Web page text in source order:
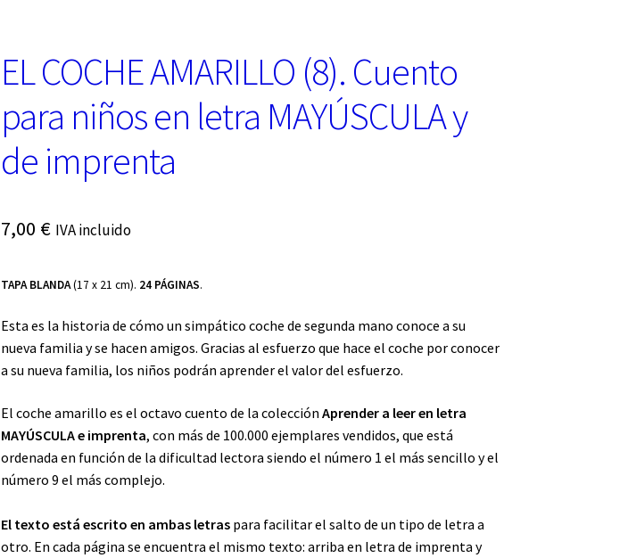
EL COCHE AMARILLO (8). Cuento
para niños en letra MAYÚSCULA y
de imprenta
7,00 € IVA incluido
TAPA BLANDA(17 x 21 cm). 24 PÁGINAS.
Esta es la historia de cómo un simpático coche de segunda mano conoce a su
nueva familia y se hacen amigos. Gracias al esfuerzo que hace el coche por conocer
a su nueva familia, los niños podrán aprender el valor del esfuerzo.
El coche amarillo es el octavo cuento de la colección Aprender a leer en letra
MAYÚSCULA e imprenta, con más de 100.000 ejemplares vendidos, que está
ordenada en función de la dificultad lectora siendo el número 1 el más sencillo y el
número 9 el más complejo.
El texto está escrito en ambas letraspara facilitar el salto de un tipo de letra a
otro. En cada página se encuentra el mismo texto: arriba en letra de imprenta y